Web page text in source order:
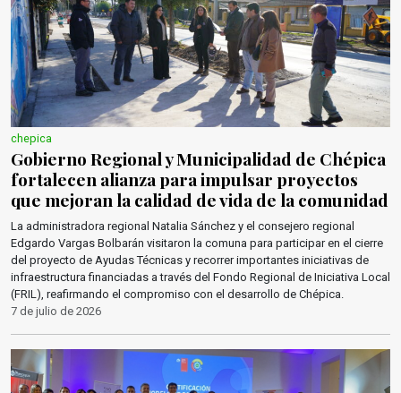
chepica
Gobierno Regional y Municipalidad de Chépica
fortalecen alianza para impulsar proyectos
que mejoran la calidad de vida de la comunidad
La administradora regional Natalia Sánchez y el consejero regional
Edgardo Vargas Bolbarán visitaron la comuna para participar en el cierre
del proyecto de Ayudas Técnicas y recorrer importantes iniciativas de
infraestructura financiadas a través del Fondo Regional de Iniciativa Local
(FRIL), reafirmando el compromiso con el desarrollo de Chépica.
7 de julio de 2026